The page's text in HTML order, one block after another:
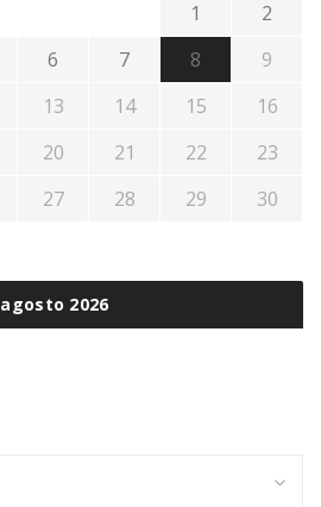
agosto 2026
1
2
6 7 8
9
13 14 15
16
20 21 22
23
27 28 29
30